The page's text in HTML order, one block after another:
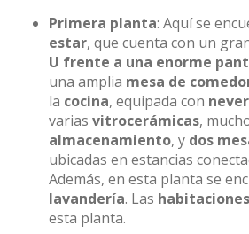
Primera planta: Aquí se
estar, que cuenta con un
U frente a una enorme
una amplia mesa de
la cocina, equipada con
varias vitrocerámicas,
almacenamiento, y dos
ubicadas en estancias
Además, en esta planta se
lavandería. Las
esta planta.